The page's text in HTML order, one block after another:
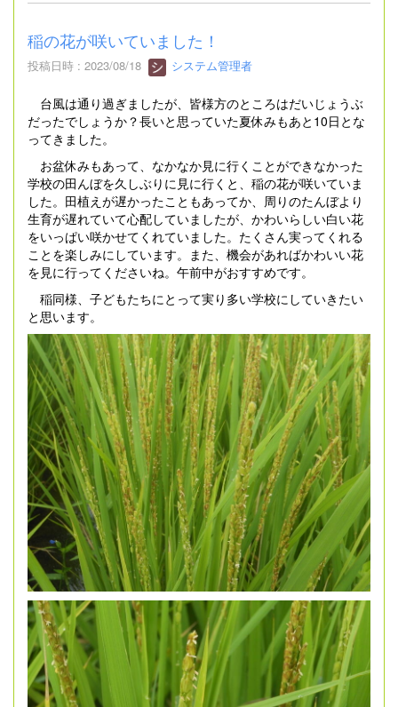
稲の花が咲いていました！
投稿日時 : 2023/08/18 システム管理者
台風は通り過ぎましたが、皆様方のところはだいじょうぶ
だったでしょうか？長いと思っていた夏休みもあと10日とな
ってきました。
お盆休みもあって、なかなか見に行くことができなかった
学校の田んぼを久しぶりに見に行くと、稲の花が咲いていま
した。田植えが遅かったこともあってか、周りのたんぼより
生育が遅れていて心配していましたが、かわいらしい白い花
をいっぱい咲かせてくれていました。たくさん実ってくれる
ことを楽しみにしています。また、機会があればかわいい花
を見に行ってくださいね。午前中がおすすめです。
稲同様、子どもたちにとって実り多い学校にしていきたい
と思います。